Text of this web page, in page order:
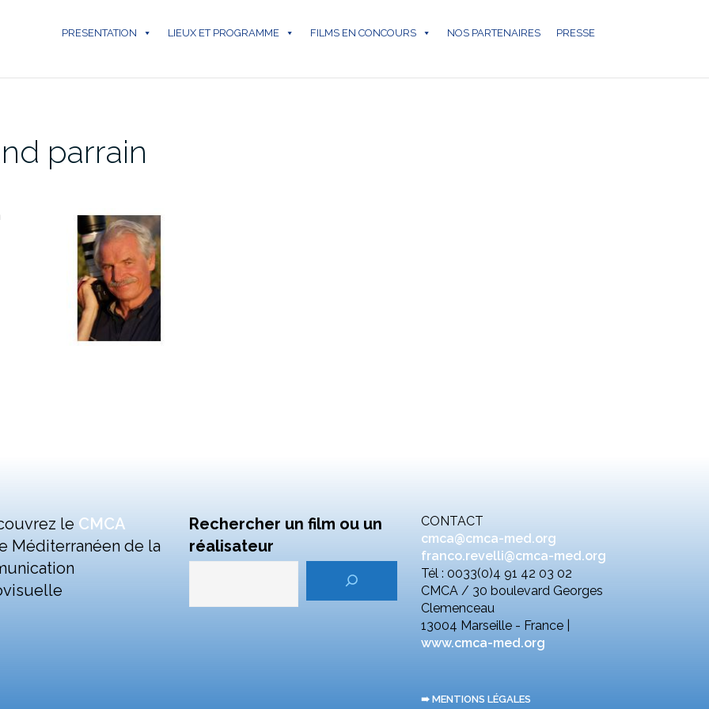
PRESENTATION LIEUX ET PROGRAMME FILMS EN CONCOURS NOS PARTENAIRES PRESSE
parrain
le CMCA
Méditerranéen de la
Rechercher un film ou un
réalisateur
CONTACT
cmca@cmca-med.org
franco.revelli@cmca-med.org
Tél : 0033(0)4 91 42 03 02
CMCA / 30 boulevard Georges
Clemenceau
13004 Marseille - France |
www.cmca-med.org
➠ MENTIONS LÉGALES